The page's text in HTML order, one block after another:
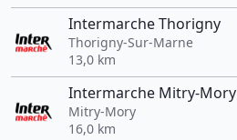
Intermarche Thorigny
Thorigny-Sur-Marne
13,0 km
Intermarche Mitry-Mory
Mitry-Mory
16,0 km